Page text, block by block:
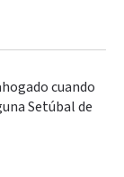
cuando
Setúbal de